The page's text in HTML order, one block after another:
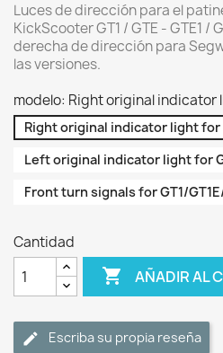
Luces de dirección para el
KickScooter GT1 / GTE - GTE1 /
derecha de dirección para
las versiones.
modelo: Right original indicator
Right original indicator light for
Left original indicator light for
Front turn signals for GT1/
Cantidad
 AÑADIR AL
Escriba su propia reseña